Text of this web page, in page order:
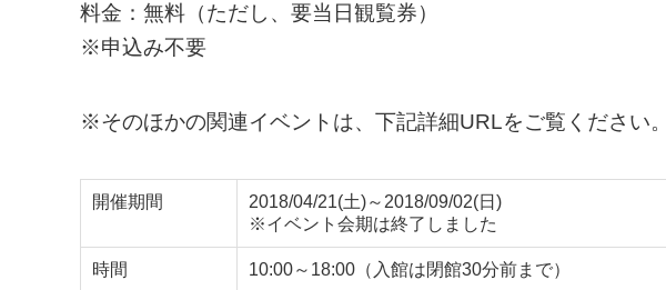
料金：無料（ただし、要当日観覧券）
※申込み不要
※そのほかの関連イベントは、下記詳細URLをご覧ください。
開催期間
2018/04/21(土)～2018/09/02(日)
※イベント会期は終了しました
時間 10:00～18:00（入館は閉館30分前まで）